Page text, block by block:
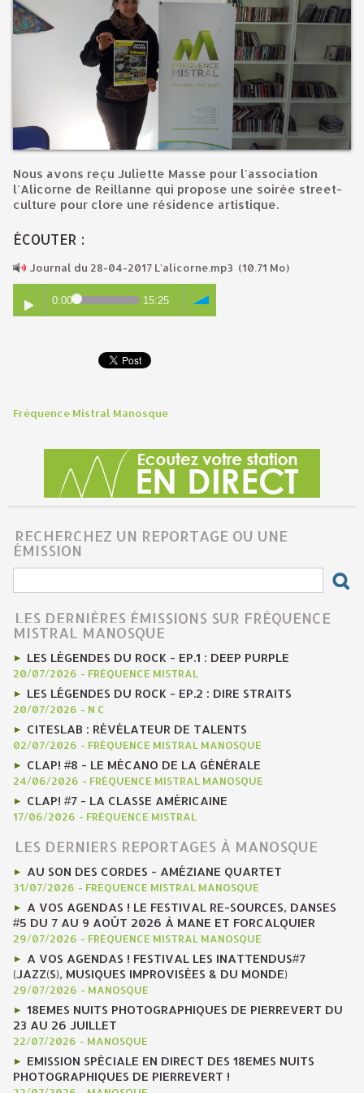
Nous avons reçu Juliette Masse pour l'association
l'Alicorne de Reillanne qui propose une soirée street-
culture pour clore une résidence artistique.
ÉCOUTER :
Journal du 28-04-2017 L'alicorne.mp3 (10.71 Mo)
0:00 15:25
Fréquence Mistral Manosque
RECHERCHEZ UN REPORTAGE OU UNE
ÉMISSION
LES DERNIÈRES ÉMISSIONS SUR FRÉQUENCE
MISTRAL MANOSQUE
LES LÉGENDES DU ROCK - EP.1 : DEEP PURPLE
20/07/2026 - FRÉQUENCE MISTRAL
LES LÉGENDES DU ROCK - EP.2 : DIRE STRAITS
20/07/2026 - N C
CITESLAB : RÉVÉLATEUR DE TALENTS
02/07/2026 - FRÉQUENCE MISTRAL MANOSQUE
CLAP! #8 - LE MÉCANO DE LA GÉNÉRALE
24/06/2026 - FRÉQUENCE MISTRAL MANOSQUE
CLAP! #7 - LA CLASSE AMÉRICAINE
17/06/2026 - FRÉQUENCE MISTRAL
LES DERNIERS REPORTAGES À MANOSQUE
AU SON DES CORDES - AMÉZIANE QUARTET
31/07/2026 - FRÉQUENCE MISTRAL MANOSQUE
A VOS AGENDAS ! LE FESTIVAL RE-SOURCES, DANSES
#5 DU 7 AU 9 AOÛT 2026 À MANE ET FORCALQUIER
29/07/2026 - FRÉQUENCE MISTRAL MANOSQUE
A VOS AGENDAS ! FESTIVAL LES INATTENDUS#7
(JAZZ(S), MUSIQUES IMPROVISÉES & DU MONDE)
29/07/2026 - MANOSQUE
18EMES NUITS PHOTOGRAPHIQUES DE PIERREVERT DU
23 AU 26 JUILLET
22/07/2026 - MANOSQUE
EMISSION SPÉCIALE EN DIRECT DES 18EMES NUITS
PHOTOGRAPHIQUES DE PIERREVERT !